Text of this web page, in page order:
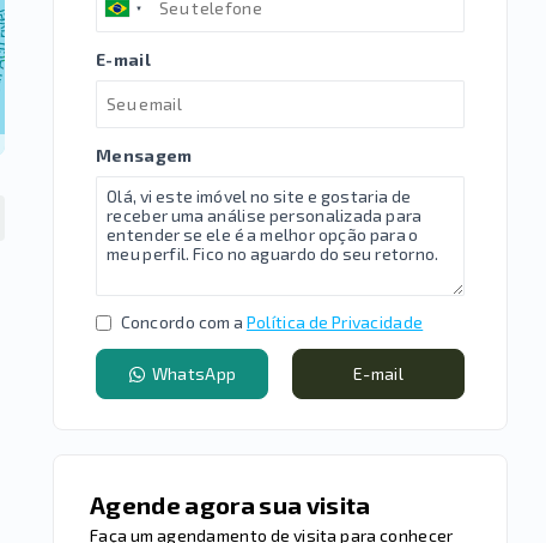
E-mail
Mensagem
Concordo com a Política de Privacidade
WhatsApp E-mail
Agende agora sua visita
Faça um agendamento de visita para conhecer